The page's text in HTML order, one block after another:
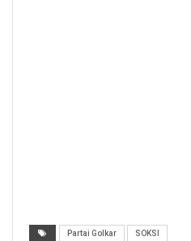
Partai Golkar SOKSI